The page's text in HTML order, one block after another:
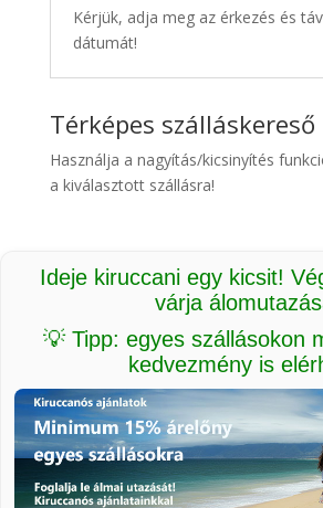
Kérjük, adja meg az érkezés és
dátumát!
Térképes szálláskereső
Használja a nagyítás/kicsinyítés
a kiválasztott szállásra!
Ideje kiruccani egy kicsit!
várja
💡 Tipp: egyes szállásokon
kedvezmény is